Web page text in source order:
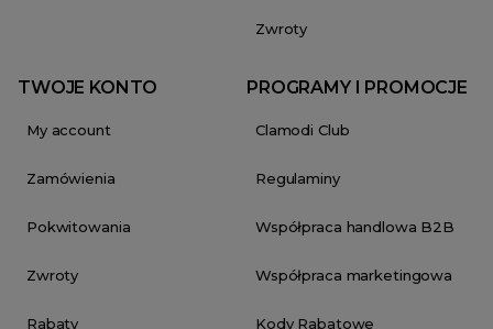
Zwroty
TWOJE KONTO
My account
Zamówienia
Pokwitowania
Zwroty
Rabaty
PROGRAMY I PROMOCJE
Clamodi Club
Regulaminy
Współpraca handlowa B2B
Współpraca marketingowa
Kody Rabatowe